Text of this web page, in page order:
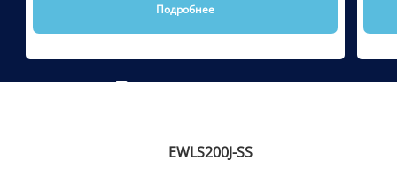
Подробнее
Рекомендуем
EWLS200J-SS